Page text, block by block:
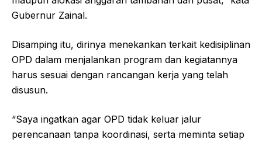
Gubernur Zainal.
Disamping itu, dirinya menekankan terkait kedisiplinan
OPD dalam menjalankan program dan kegiatannya
harus sesuai dengan rancangan kerja yang telah
disusun.
“Saya ingatkan agar OPD tidak keluar jalur
perencanaan tanpa koordinasi, serta meminta setiap